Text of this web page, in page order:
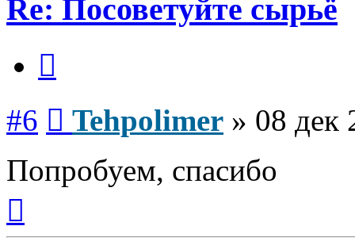
Re: Посоветуйте сырьё
#6 Tehpolimer » 08 дек
Попробуем, спасибо
началу